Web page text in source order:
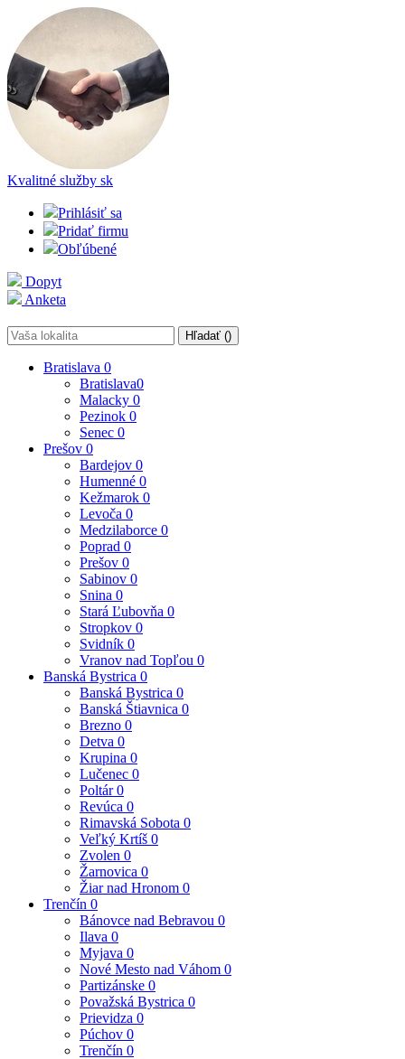
Kvalitné služby sk
Prihlásiť sa
Pridať firmu
Obľúbené
Dopyt
Anketa
Hľadať ()
Bratislava 0
Bratislava0
Malacky 0
Pezinok 0
Senec 0
Prešov 0
Bardejov 0
Humenné 0
Kežmarok 0
Levoča 0
Medzilaborce 0
Poprad 0
Prešov 0
Sabinov 0
Snina 0
Stará Ľubovňa 0
Stropkov 0
Svidník 0
Vranov nad Topľou 0
Banská Bystrica 0
Banská Bystrica 0
Banská Štiavnica 0
Brezno 0
Detva 0
Krupina 0
Lučenec 0
Poltár0
Revúca 0
Rimavská Sobota 0
Veľký Krtíš 0
Zvolen 0
Žarnovica 0
Žiar nad Hronom 0
Trenčín 0
Bánovce nad Bebravou 0
Ilava 0
Myjava 0
Nové Mesto nad Váhom 0
Partizánske 0
Považská Bystrica 0
Prievidza 0
Púchov 0
Trenčín 0